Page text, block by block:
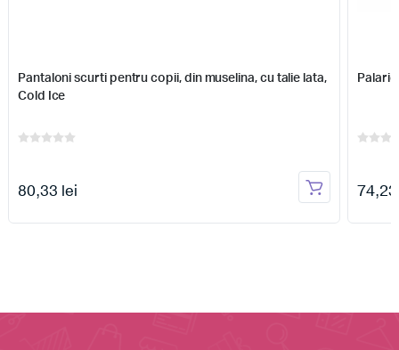
Pantaloni scurti pentru copii, din muselina, cu talie lata,
Cold Ice
80,33 lei